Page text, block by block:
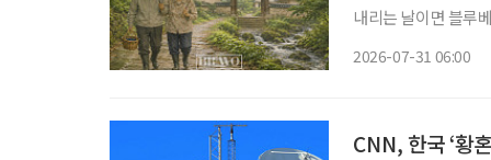
내리는 날이면 블루베리 주
2026-07-31 06:00
CNN, 한국 ‘황